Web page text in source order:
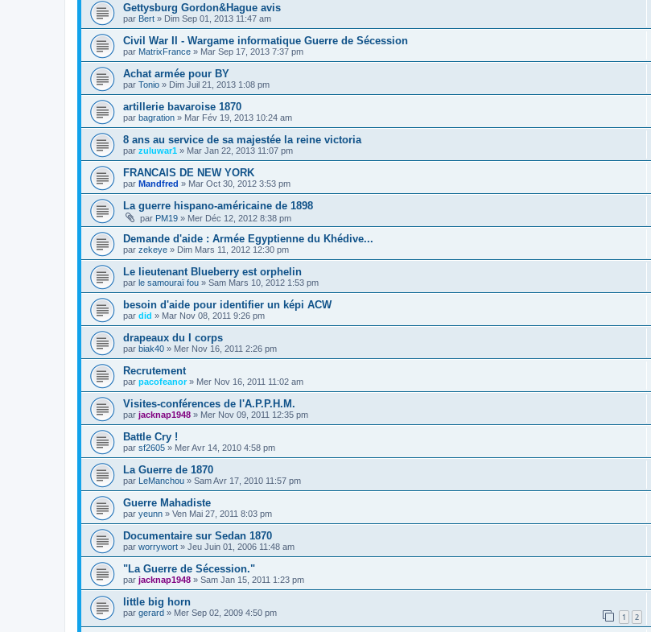
Gettysburg Gordon&Hague avis
par Bert » Dim Sep 01, 2013 11:47 am
Civil War II - Wargame informatique Guerre de Sécession
par MatrixFrance » Mar Sep 17, 2013 7:37 pm
Achat armée pour BY
par Tonio » Dim Juil 21, 2013 1:08 pm
artillerie bavaroise 1870
par bagration » Mar Fév 19, 2013 10:24 am
8 ans au service de sa majestée la reine victoria
par zuluwar1 » Mar Jan 22, 2013 11:07 pm
FRANCAIS DE NEW YORK
par Mandfred » Mar Oct 30, 2012 3:53 pm
La guerre hispano-américaine de 1898
par PM19 » Mer Déc 12, 2012 8:38 pm
Demande d'aide : Armée Egyptienne du Khédive...
par zekeye » Dim Mars 11, 2012 12:30 pm
Le lieutenant Blueberry est orphelin
par le samouraï fou » Sam Mars 10, 2012 1:53 pm
besoin d'aide pour identifier un képi ACW
par did » Mar Nov 08, 2011 9:26 pm
drapeaux du I corps
par biak40 » Mer Nov 16, 2011 2:26 pm
Recrutement
par pacofeanor» Mer Nov 16, 2011 11:02 am
Visites-conférences de l'A.P.P.H.M.
par jacknap1948 » Mer Nov 09, 2011 12:35 pm
Battle Cry !
par sf2605 » Mer Avr 14, 2010 4:58 pm
La Guerre de 1870
par LeManchou » Sam Avr 17, 2010 11:57 pm
Guerre Mahadiste
par yeunn » Ven Mai 27, 2011 8:03 pm
Documentaire sur Sedan 1870
par worrywort » Jeu Juin 01, 2006 11:48 am
"La Guerre de Sécession."
par jacknap1948 » Sam Jan 15, 2011 1:23 pm
little big horn
par gerard » Mer Sep 02, 2009 4:50 pm 1 2